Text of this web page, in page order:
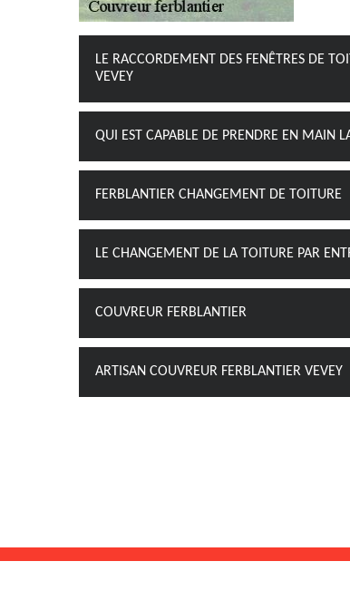
LE RACCORDEMENT DES FENÊTRES DE
VEVEY
QUI EST CAPABLE DE PRENDRE EN MAIN
FERBLANTIER CHANGEMENT DE TOITURE
LE CHANGEMENT DE LA TOITURE PAR
COUVREUR FERBLANTIER
ARTISAN COUVREUR FERBLANTIER VEVEY